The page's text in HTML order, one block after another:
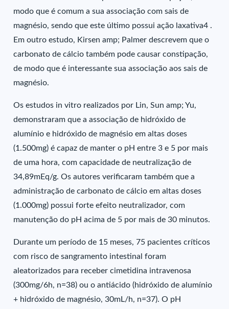
modo que é comum a sua associação com sais de
magnésio, sendo que este último possui ação laxativa4 .
Em outro estudo, Kirsen amp; Palmer descrevem que o
carbonato de cálcio também pode causar constipação,
de modo que é interessante sua associação aos sais de
magnésio.
Os estudos in vitro realizados por Lin, Sun amp; Yu,
demonstraram que a associação de hidróxido de
alumínio e hidróxido de magnésio em altas doses
(1.500mg) é capaz de manter o pH entre 3 e 5 por mais
de uma hora, com capacidade de neutralização de
34,89mEq/g. Os autores verificaram também que a
administração de carbonato de cálcio em altas doses
(1.000mg) possui forte efeito neutralizador, com
manutenção do pH acima de 5 por mais de 30 minutos.
Durante um período de 15 meses, 75 pacientes críticos
com risco de sangramento intestinal foram
aleatorizados para receber cimetidina intravenosa
(300mg/6h, n=38) ou o antiácido (hidróxido de alumínio
+ hidróxido de magnésio, 30mL/h, n=37). O pH